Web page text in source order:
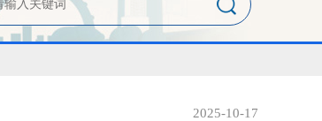
2025-10-17